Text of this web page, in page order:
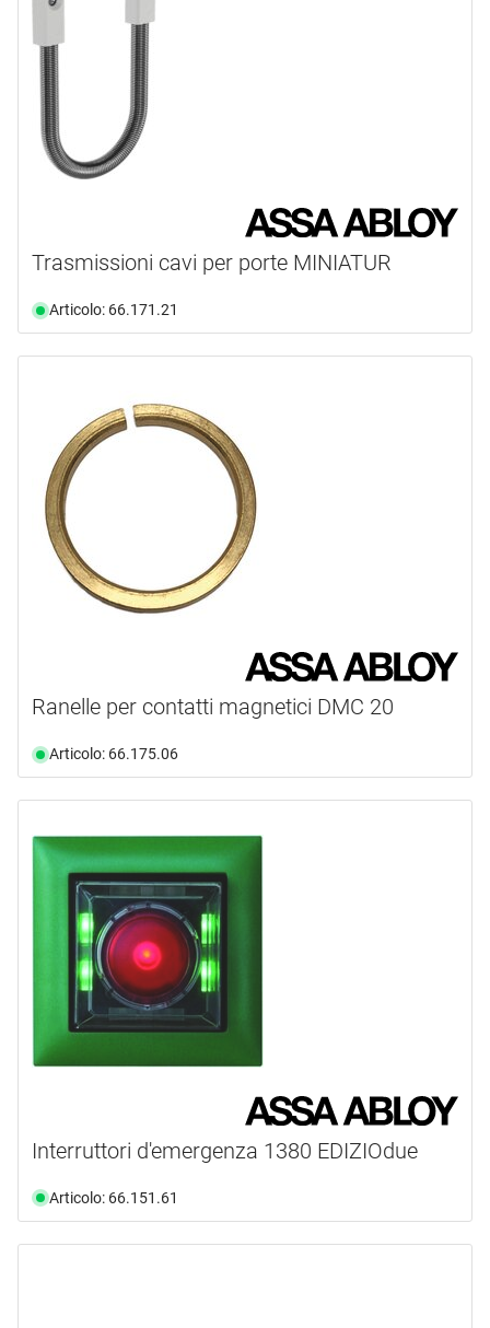
Trasmissioni cavi per porte MINIATUR
Articolo: 66.171.21
Ranelle per contatti magnetici DMC 20
Articolo: 66.175.06
Interruttori d'emergenza 1380 EDIZIOdue
Articolo: 66.151.61